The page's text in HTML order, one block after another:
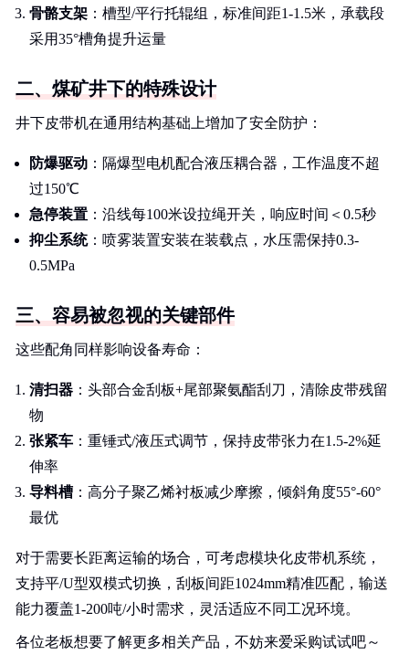
骨骼支架 ：槽型/平行托辊组，标准间距1-1.5米，承载段
采用35°槽角提升运量
二、煤矿井下的特殊设计
井下皮带机在通用结构基础上增加了安全防护：
防爆驱动 ：隔爆型电机配合液压耦合器，工作温度不超
过150℃
急停装置 ：沿线每100米设拉绳开关，响应时间＜0.5秒
抑尘系统：喷雾装置安装在装载点，水压需保持0.3-
0.5MPa
三、容易被忽视的关键部件
这些配角同样影响设备寿命：
清扫器 ：头部合金刮板+尾部聚氨酯刮刀，清除皮带残留
物
张紧车 ：重锤式/液压式调节，保持皮带张力在1.5-2%延
伸率
导料槽 ：高分子聚乙烯衬板减少摩擦，倾斜角度55°-60°
最优
对于需要长距离运输的场合，可考虑模块化皮带机系统，
支持平/U型双模式切换，刮板间距1024mm精准匹配，输送
能力覆盖1-200吨/小时需求，灵活适应不同工况环境。
各位老板想要了解更多相关产品，不妨来爱采购试试吧～